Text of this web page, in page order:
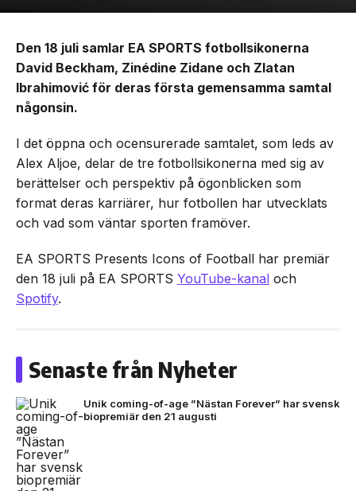
Den 18 juli samlar EA SPORTS fotbollsikonerna
David Beckham, Zinédine Zidane och Zlatan
Ibrahimović för deras första gemensamma samtal
någonsin.
I det öppna och ocensurerade samtalet, som leds av
Alex Aljoe, delar de tre fotbollsikonerna med sig av
berättelser och perspektiv på ögonblicken som
format deras karriärer, hur fotbollen har utvecklats
och vad som väntar sporten framöver.
EA SPORTS Presents Icons of Football har premiär
den 18 juli på EA SPORTS YouTube-kanal och
Spotify.
Senaste från Nyheter
Unik coming-of-age ”Nästan Forever” har svensk
biopremiär den 21 augusti